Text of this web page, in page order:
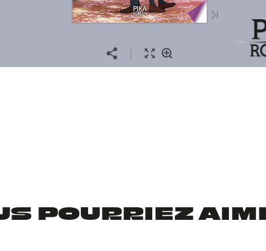
POURRIEZ